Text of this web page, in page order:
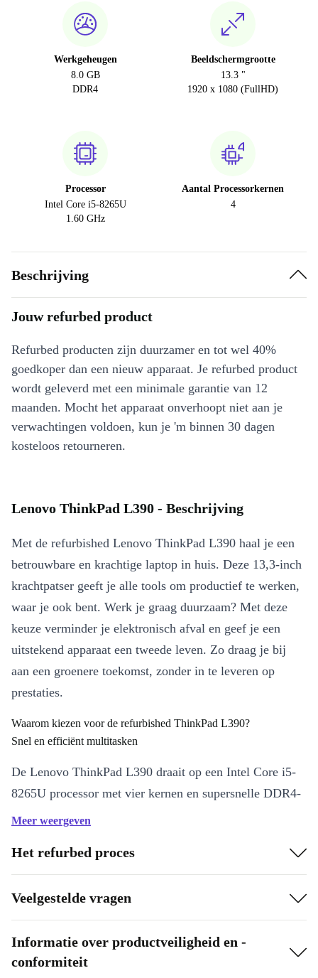
Werkgeheugen
8.0 GB
DDR4
Beeldschermgrootte
13.3 "
1920 x 1080 (FullHD)
Processor
Intel Core i5-8265U
1.60 GHz
Aantal Processorkernen
4
Beschrijving
Jouw refurbed product
Refurbed producten zijn duurzamer en tot wel 40%
goedkoper dan een nieuw apparaat. Je refurbed product
wordt geleverd met een minimale garantie van 12
maanden. Mocht het apparaat onverhoopt niet aan je
verwachtingen voldoen, kun je 'm binnen 30 dagen
kosteloos retourneren.
Lenovo ThinkPad L390 - Beschrijving
Met de refurbished Lenovo ThinkPad L390 haal je een
betrouwbare en krachtige laptop in huis. Deze 13,3-inch
krachtpatser geeft je alle tools om productief te werken,
waar je ook bent. Werk je graag duurzaam? Met deze
keuze verminder je elektronisch afval en geef je een
uitstekend apparaat een tweede leven. Zo draag je bij
aan een groenere toekomst, zonder in te leveren op
prestaties.
Waarom kiezen voor de refurbished ThinkPad L390?
Snel en efficiënt multitasken
De Lenovo ThinkPad L390 draait op een Intel Core i5-
8265U processor met vier kernen en supersnelle DDR4-
geheugen. Open moeiteloos meerdere apps, werk in
De Intel UHD Graphics zorgt daarbij voor vloeiende
beelden, ideaal voor zowel werk als ontspanning.
Compact gemak voor onderweg
Met een gewicht van slechts 1.460 gram en een slank
13,3-inch IPS-scherm neem je deze laptop overal mee
Meer weergeven
Het refurbed proces
Veelgestelde vragen
Informatie over productveiligheid en -
conformiteit